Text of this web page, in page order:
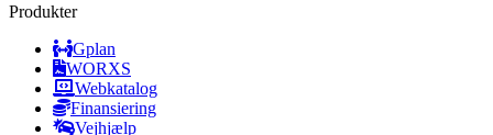
Produkter
Gplan
WORXS
Webkatalog
Finansiering
Vejhjælp